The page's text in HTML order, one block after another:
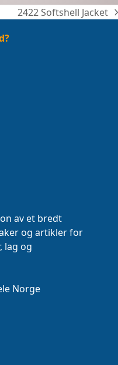
next
2422 Softshell Jacket
av et bredt
og artikler for
lag og
Norge